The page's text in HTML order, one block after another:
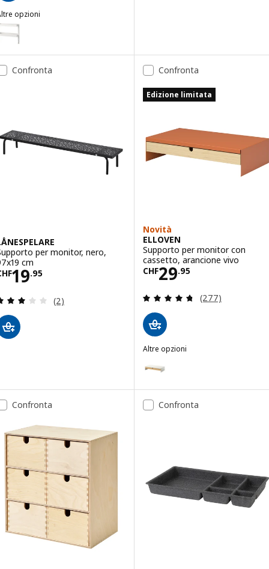
opzioni
VATTENKAR, Scaffale per scrivania, bianco, 49x15 cm
Confronta
per monitor, nero,
cm
19.95 CHF 19.95
Recensione: 3 fuori da 5 stelle. Totale recensioni:
(2)
Confronta
Edizione limitata
Novità
ELLOVEN
Supporto per monitor con
cassetto, arancione vivo
CHF29.95
Prezzo CHF
Recensione:
(277)
Altre opzioni
Confronta
Confronta